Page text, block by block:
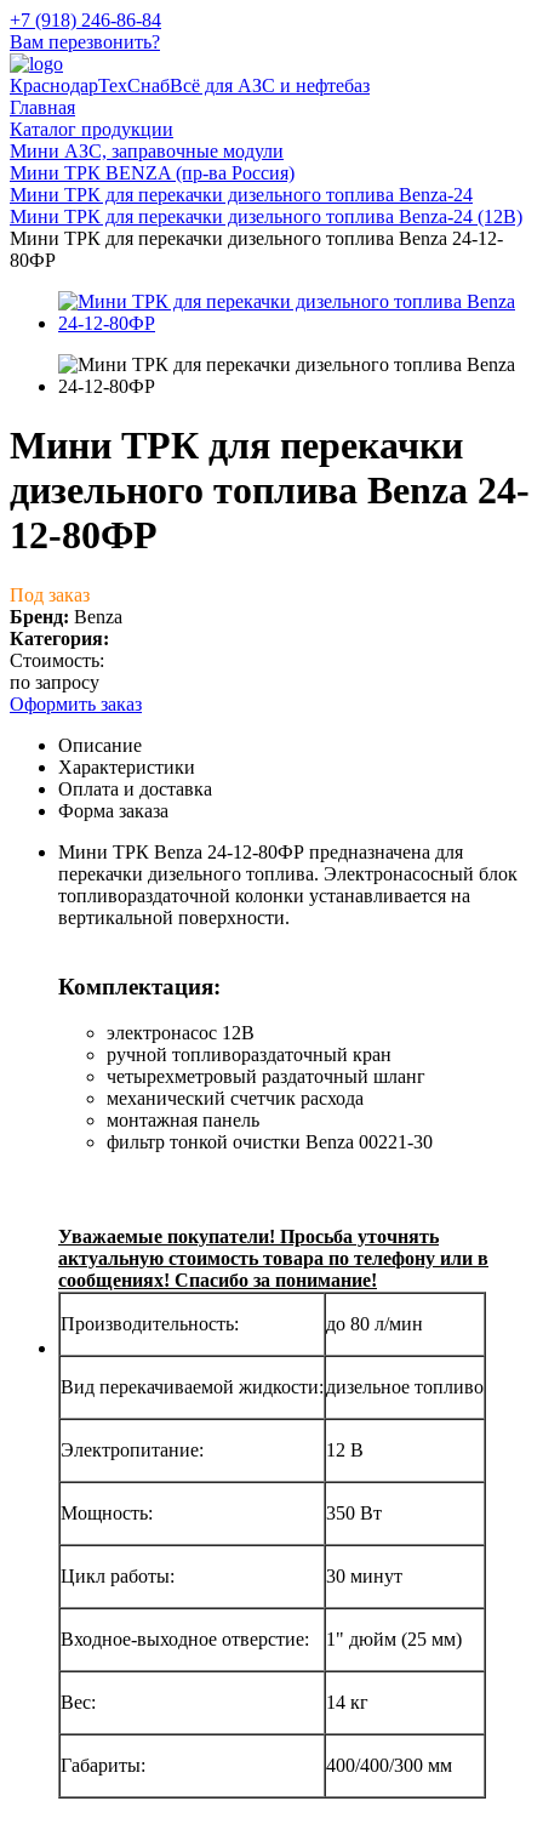
+7 (918) 246-86-84
Вам перезвонить?
КраснодарТехСнабВсё для АЗС и нефтебаз
Главная
Каталог продукции
Мини АЗС, заправочные модули
Мини ТРК BENZA (пр-ва Россия)
Мини ТРК для перекачки дизельного топлива Benza-24
Мини ТРК для перекачки дизельного топлива Benza-24 (12В)
Мини ТРК для перекачки дизельного топлива Benza 24-12-
80ФР
Мини ТРК для перекачки
дизельного топлива Benza 24-
12-80ФР
Под заказ
Бренд: Benza
Категория:
Стоимость:
по запросу
Оформить заказ
Описание
Характеристики
Оплата и доставка
Форма заказа
Мини ТРК Benza 24-12-80ФР предназначена для
перекачки дизельного топлива. Электронасосный блок
топливораздаточной колонки устанавливается на
вертикальной поверхности.
Комплектация:
электронасос 12В
ручной топливораздаточный кран
четырехметровый раздаточный шланг
механический счетчик расхода
монтажная панель
фильтр тонкой очистки Benza 00221-30
Уважаемые покупатели! Просьба уточнять
актуальную стоимость товара по телефону или в
сообщениях! Спасибо за понимание!
Производительность: до 80 л/мин
Вид перекачиваемой жидкости: дизельное топливо
Электропитание: 12 В
Мощность: 350 Вт
Цикл работы: 30 минут
Входное-выходное отверстие: 1" дюйм (25 мм)
Вес: 14 кг
Габариты: 400/400/300 мм